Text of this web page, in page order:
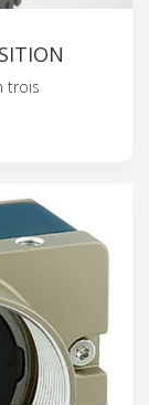
trois